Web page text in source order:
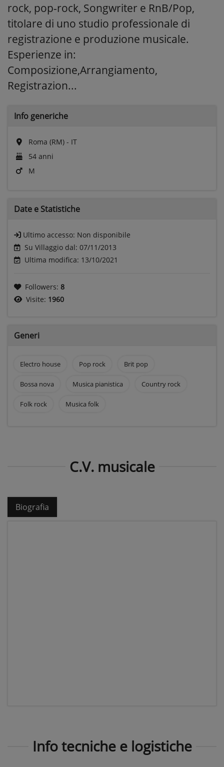
rock, pop-rock, Songwriter e RnB/Pop,
titolare di uno studio professionale di
registrazione e produzione musicale.
Esperienze in:
Composizione,Arrangiamento,
Registrazion...
Info generiche
Roma (RM) - IT
54 anni
M
Date e Statistiche
Ultimo accesso: Non disponibile
Su Villaggio dal: 07/11/2013
Ultima modifica: 13/10/2021
Followers: 8
Visite: 1960
Generi
Electro house Pop rock Brit pop
Bossa nova Musica pianistica Country rock
Folk rock Musica folk
C.V. musicale
Biografia
Info tecniche e logistiche